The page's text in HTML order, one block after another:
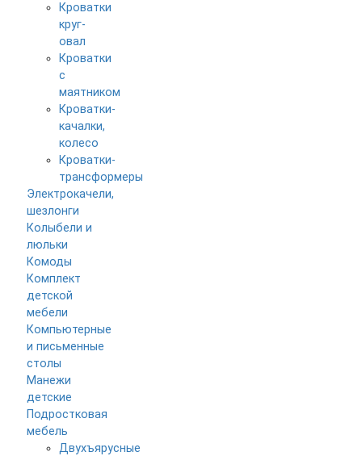
Кроватки
круг-
овал
Кроватки
с
маятником
Кроватки-
качалки,
колесо
Кроватки-
трансформеры
Электрокачели,
шезлонги
Колыбели и
люльки
Комоды
Комплект
детской
мебели
Компьютерные
и письменные
столы
Манежи
детские
Подростковая
мебель
Двухъярусные